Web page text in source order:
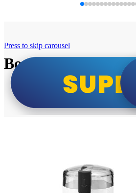
Bosch super cene
Press to skip carousel